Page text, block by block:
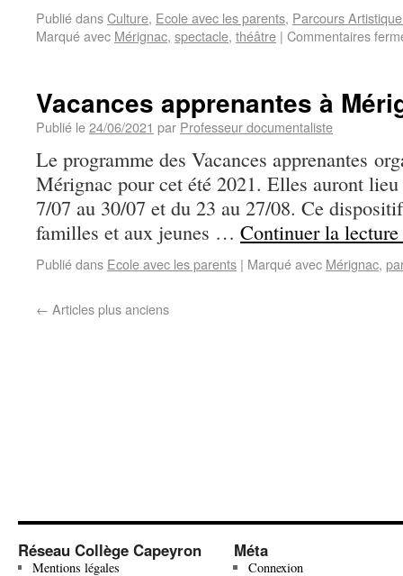
Publié dansCulture, Ecole avec les parents, Parcours
Marqué avec Mérignac, spectacle, théâtre | Commentaires
Vacances apprenantes à
Publié le24/06/2021 par Professeur documentaliste
Le programme des Vacances apprenantes
Mérignac pour cet été 2021. Elles auront
7/07 au 30/07 et du 23 au 27/08. Ce
familles et aux jeunes … Continuer la lecture
Publié dans Ecole avec les parents | Marqué avec Mérignac,
← Articles plus anciens
Réseau Collège Capeyron
Mentions légales
Méta
Connexion